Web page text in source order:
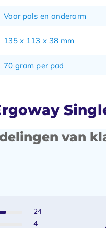
Voor pols en onderarm
135 x 113 x 38 mm
70 gram per pad
van
24
4